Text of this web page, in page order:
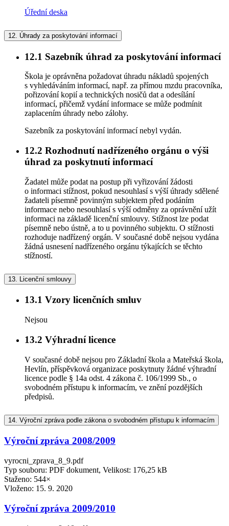
Úřední deska
12. Úhrady za poskytování informací
12.1 Sazebník úhrad za poskytování informací
Škola je oprávněna požadovat úhradu nákladů spojených
s vyhledáváním informací, např. za přímou mzdu pracovníka,
pořizování kopií a technických nosičů dat a odesílání
informací, přičemž vydání informace se může podmínit
zaplacením úhrady nebo zálohy.
Sazebník za poskytování informací nebyl vydán.
12.2 Rozhodnutí nadřízeného orgánu o výši
úhrad za poskytnutí informací
Žadatel může podat na postup při vyřizování žádosti
o informaci stížnost, pokud nesouhlasí s výší úhrady sdělené
žadateli písemně povinným subjektem před podáním
informace nebo nesouhlasí s výší odměny za oprávnění užít
informaci na základě licenční smlouvy. Stížnost lze podat
písemně nebo ústně, a to u povinného subjektu. O stížnosti
rozhoduje nadřízený orgán. V současné době nejsou vydána
žádná usnesení nadřízeného orgánu týkajících se těchto
stížností.
13. Licenční smlouvy
13.1 Vzory licenčních smluv
Nejsou
13.2 Výhradní licence
V současné době nejsou pro Základní škola a Mateřská škola,
Hevlín, příspěvková organizace poskytnuty žádné výhradní
licence podle § 14a odst. 4 zákona č. 106/1999 Sb., o
svobodném přístupu k informacím, ve znění pozdějších
předpisů.
14. Výroční zpráva podle zákona o svobodném přístupu k informacím
Výroční zpráva 2008/2009
vyrocni_zprava_8_9.pdf
Typ souboru: PDF dokument, Velikost: 176,25 kB
Staženo: 544×
Vloženo: 15. 9. 2020
Výroční zpráva 2009/2010